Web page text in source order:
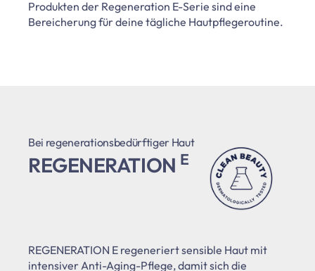
Produkten der Regeneration E-Serie sind eine
Bereicherung für deine tägliche Hautpflegeroutine.
Bei regenerationsbedürftiger Haut
REGENERATION E
REGENERATION E regeneriert sensible Haut mit
intensiver Anti-Aging-Pflege, damit sich die